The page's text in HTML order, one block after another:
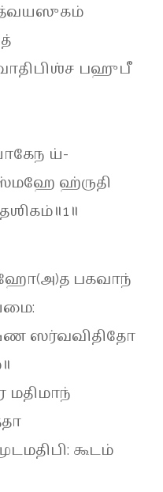
பஹுபீ
ய்-
ஹ்ருதி
பகவாந்
ஸர்வவிதிதோ
மதிமாந்
கூடம்